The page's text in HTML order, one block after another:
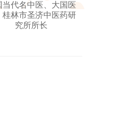
当代名中医、大国医
桂林市圣济中医药研
究所所长